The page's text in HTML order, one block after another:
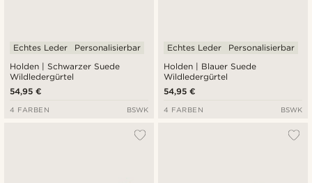
Holden | Schwarzer Suede
Wildledergürtel
Echtes Leder Personalisierbar
54,95 €
4 FARBEN BSWK
Holden | Blauer Suede
Wildledergürtel
Echtes Leder Personalisierbar
54,95 €
4 FARBEN BSWK